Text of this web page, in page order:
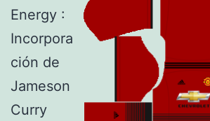
Energy :
Incorpora
ción de
Jameson
Curry